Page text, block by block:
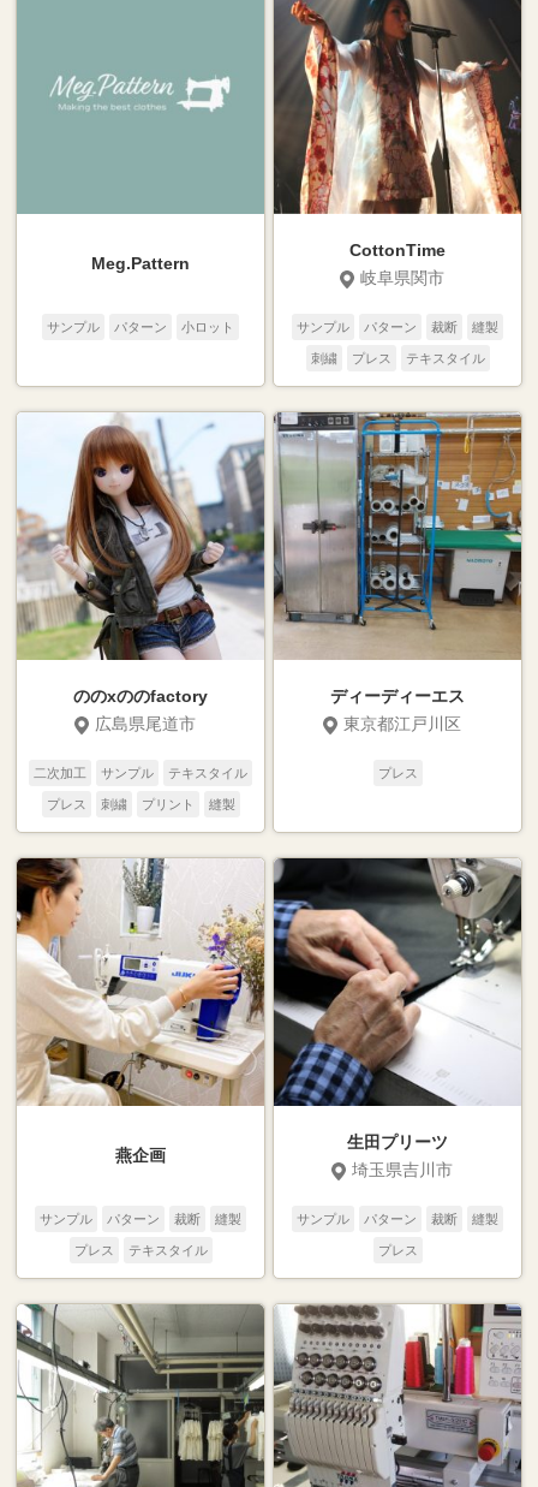
Meg.Pattern
サンプル パターン 小ロット
CottonTime
岐阜県関市
サンプル パターン 裁断 縫製
刺繍 プレス テキスタイル
ののxののfactory
広島県尾道市
二次加工 サンプル テキスタイル
プレス 刺繍 プリント 縫製
裁断 パターン
ディーディーエス
東京都江戸川区
プレス
燕企画
サンプル パターン 裁断 縫製
プレス テキスタイル
生田プリーツ
埼玉県吉川市
サンプル パターン 裁断 縫製
プレス